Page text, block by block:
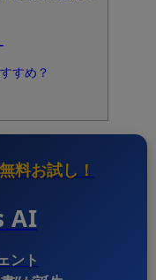
すめ？
料お試し！
AI
ント